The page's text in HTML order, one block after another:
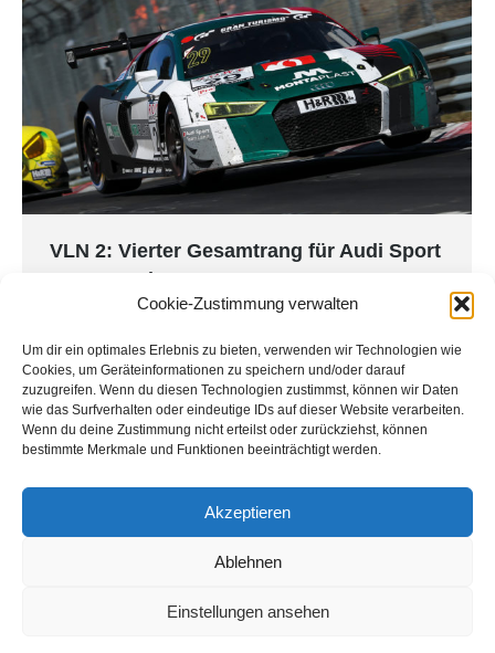
Cookie-Zustimmung verwalten
Um dir ein optimales Erlebnis zu bieten, verwenden wir Technologien wie
Cookies, um Geräteinformationen zu speichern und/oder darauf
zuzugreifen. Wenn du diesen Technologien zustimmst, können wir Daten
wie das Surfverhalten oder eindeutige IDs auf dieser Website verarbeiten.
Wenn du deine Zustimmung nicht erteilst oder zurückziehst, können
bestimmte Merkmale und Funktionen beeinträchtigt werden.
Akzeptieren
Ablehnen
Einstellungen ansehen
VLN 2: Vierter Gesamtrang für Audi Sport
Team Land
Marion Land
Niederdreisbach. Beim zweiten Lauf der VLN war
das Audi Sport Team Land mit Sheldon van der
Linde (ZA) und Marcel Fässler (CH) am Start. Von
der 16. Position gestartet, konnte sich das Team
damit nur knapp das Podium.